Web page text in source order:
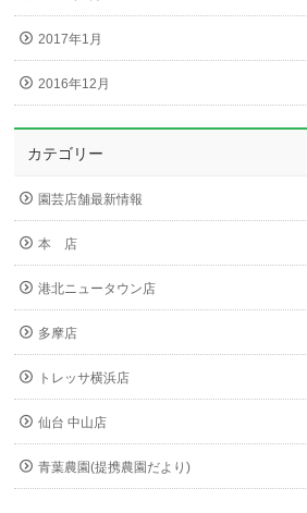
2017年1月
2016年12月
カテゴリー
園芸店舗最新情報
本 店
港北ニュータウン店
多摩店
トレッサ横浜店
仙台 中山店
青葉農園(提携農園だより)